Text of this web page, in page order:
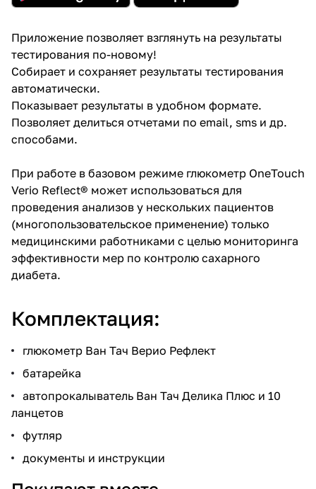
Приложение позволяет взглянуть на результаты
тестирования по-новому!
Собирает и сохраняет результаты тестирования
автоматически.
Показывает результаты в удобном формате.
Позволяет делиться отчетами по email, sms и др.
способами.
При работе в базовом режиме глюкометр OneTouch
Verio Reflect® может использоваться для
проведения анализов у нескольких пациентов
(многопользовательское применение) только
медицинскими работниками с целью мониторинга
эффективности мер по контролю сахарного
диабета.
Комплектация:
глюкометр Ван Тач Верио Рефлект
батарейка
автопрокалыватель Ван Тач Делика Плюс и 10
ланцетов
футляр
документы и инструкции